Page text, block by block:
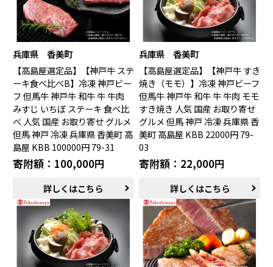
兵庫県 香美町
【高島屋選定品】【神戸牛 ステ
ーキ食べ比べB】冷凍 神戸ビー
フ 但馬牛 神戸牛 和牛 牛 牛肉
みすじ いちぼ ステーキ 食べ比
べ 人気 国産 お取り寄せ グルメ
但馬 神戸 冷凍 兵庫県 香美町 高
島屋 KBB 100000円 79-31
寄附額：100,000円
詳しくはこちら
兵庫県 香美町
【高島屋選定品】【神戸牛 すき
焼き（モモ）】冷凍 神戸ビーフ
但馬牛 神戸牛 和牛 牛 牛肉 モモ
すき焼き 人気 国産 お取り寄せ
グルメ 但馬 神戸 冷凍 兵庫県 香
美町 高島屋 KBB 22000円 79-
03
寄附額：22,000円
詳しくはこちら